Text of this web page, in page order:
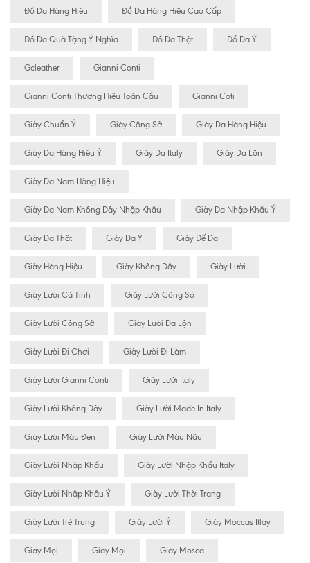
Đồ Da Hàng Hiệu Đồ Da Hàng Hiệu Cao Cấp
Đồ Da Quà Tặng Ý Nghĩa Đồ Da Thật Đồ Da Ý
Gcleather Gianni Conti
Gianni Conti Thương Hiệu Toàn Cầu Gianni Coti
Giày Chuẩn Ý Giày Công Sở Giày Da Hàng Hiệu
Giày Da Hàng Hiệu Ý Giày Da Italy Giày Da Lộn
Giày Da Nam Hàng Hiệu
Giày Da Nam Không Dây Nhập Khẩu Giày Da Nhập Khẩu Ý
Giày Da Thật Giày Da Ý Giày Đế Da
Giày Hàng Hiệu Giày Không Dây Giày Lười
Giày Lười Cá Tính Giày Lười Công Sỏ
Giày Lười Công Sở Giày Lười Da Lộn
Giày Lười Đi Chơi Giày Lười Đi Làm
Giày Lười Gianni Conti Giày Lười Italy
Giày Lười Không Dây Giày Lười Made In Italy
Giày Lười Màu Đen Giày Lười Màu Nâu
Giày Lười Nhập Khẩu Giày Lười Nhập Khẩu Italy
Giày Lười Nhập Khẩu Ý Giày Lười Thời Trang
Giày Lười Trẻ Trung Giày Lười Ý Giày Moccas Itlay
Giay Mọi Giày Mọi Giày Mosca